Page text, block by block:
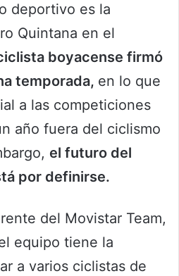
deportivo es la
Quintana en el
boyacense firmó
temporada, en lo que
a las competiciones
año fuera del ciclismo
el futuro del
por definirse.
del Movistar Team,
equipo tiene la
a varios ciclistas de